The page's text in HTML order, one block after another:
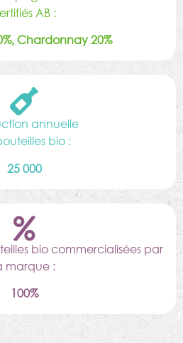
AB :
Chardonnay 20%
annuelle
bio :
25 000
bio commercialisées par
marque :
100%